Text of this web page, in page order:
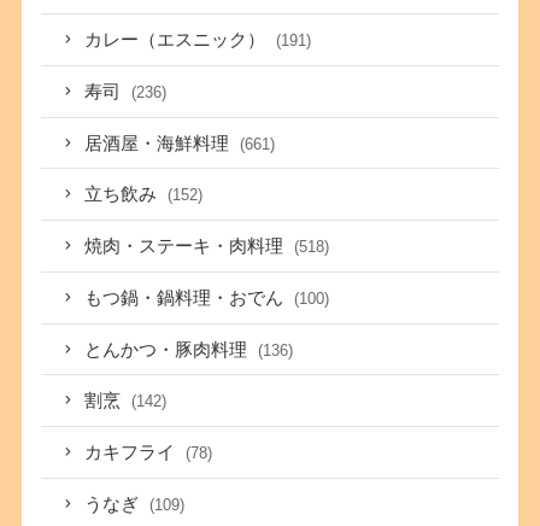
カレー（エスニック） (191)
寿司 (236)
居酒屋・海鮮料理 (661)
立ち飲み (152)
焼肉・ステーキ・肉料理 (518)
もつ鍋・鍋料理・おでん (100)
とんかつ・豚肉料理 (136)
割烹 (142)
カキフライ (78)
うなぎ (109)